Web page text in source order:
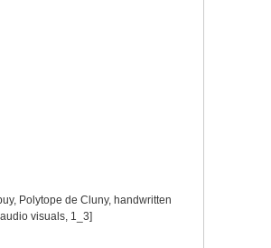
Polytope de Cluny, handwritten
visuals, 1_3]